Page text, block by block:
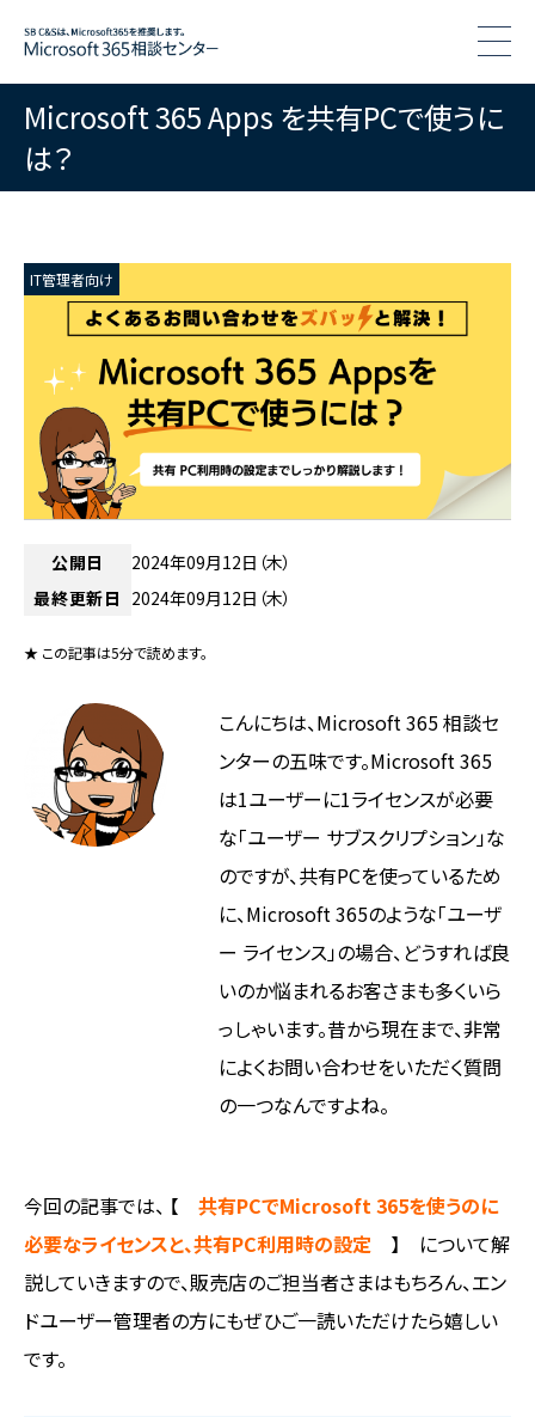
Microsoft 365 Apps を共有PCで使うに
は？
IT管理者向け
公開日
2024年09月12日（木）
最終更新日 2024年09月12日（木）
★ この記事は5分で読めます。
こんにちは、Microsoft 365 相談セ
ンターの五味です。Microsoft 365
は1ユーザーに1ライセンスが必要
な「ユーザー サブスクリプション」な
のですが、共有PCを使っているため
に、Microsoft 365のような「ユーザ
ー ライセンス」の場合、どうすれば良
いのか悩まれるお客さまも多くいら
っしゃいます。昔から現在まで、非常
によくお問い合わせをいただく質問
の一つなんですよね。
今回の記事では、 【 共有PCでMicrosoft 365を使うのに
必要なライセンスと、共有PC利用時の設定 】 について解
説していきますので、販売店のご担当者さまはもちろん、エン
ドユーザー管理者の方にもぜひご一読いただけたら嬉しい
です。